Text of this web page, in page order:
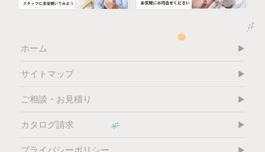
ホーム
サイトマップ
ご相談・お見積り
カタログ請求